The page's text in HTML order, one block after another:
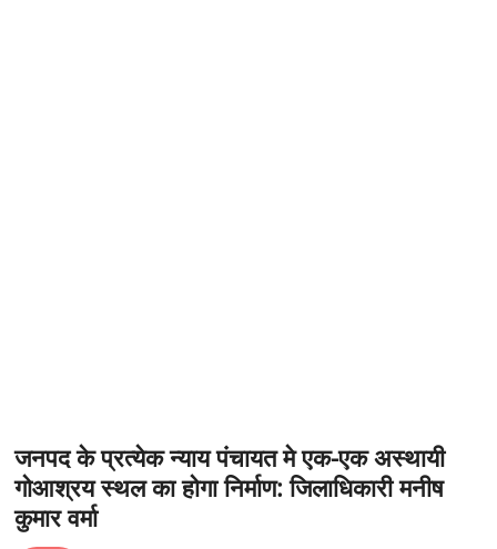
जनपद के प्रत्येक न्याय पंचायत मे एक-एक अस्थायी
गोआश्रय स्थल का होगा निर्माण: जिलाधिकारी मनीष
कुमार वर्मा